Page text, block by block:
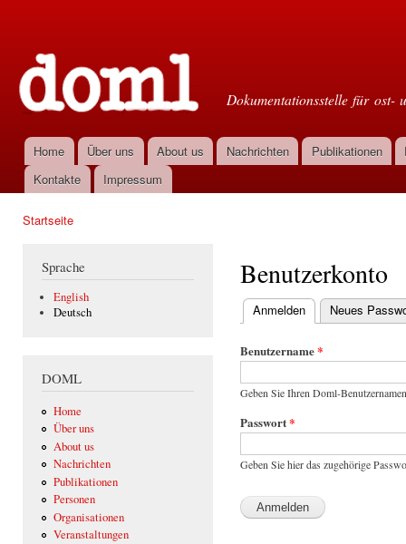
Dokumentationsstelle für ost-
Hauptmenü
Home Über uns About us Nachrichten Publikationen
Kontakte
Impressum
Startseite
Sprache
English
Deutsch
DOML
Home
Über uns
About us
Nachrichten
Publikationen
Personen
Organisationen
Veranstaltungen
Benutzerkonto
Haupt-Reiter
Anmelden (aktiver Reiter)
Neues
Benutzername*
Geben Sie Ihren Doml-
Passwort*
Geben Sie hier das zugehörige